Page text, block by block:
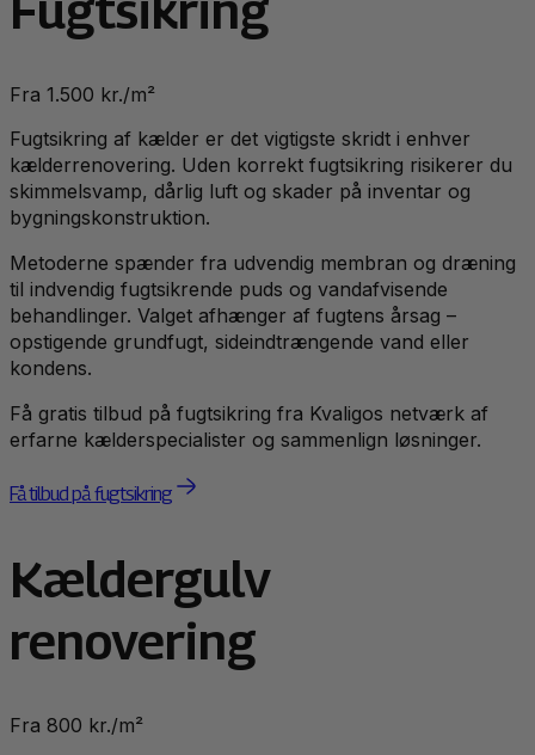
Fra 1.500 kr./m²
Fugtsikring af kælder er det vigtigste skridt i enhver
kælderrenovering. Uden korrekt fugtsikring risikerer du
skimmelsvamp, dårlig luft og skader på inventar og
bygningskonstruktion.
Metoderne spænder fra udvendig membran og dræning
til indvendig fugtsikrende puds og vandafvisende
behandlinger. Valget afhænger af fugtens årsag –
opstigende grundfugt, sideindtrængende vand eller
kondens.
Få gratis tilbud på fugtsikring fra Kvaligos netværk af
erfarne kælderspecialister og sammenlign løsninger.
Få tilbud på fugtsikring
Kældergulv
renovering
Fra 800 kr./m²